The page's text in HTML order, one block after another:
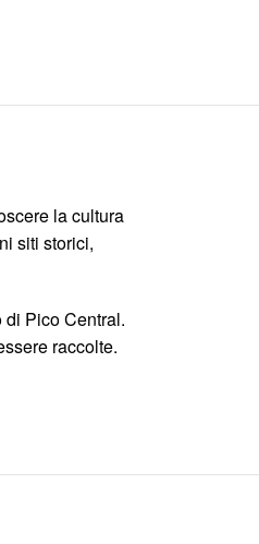
la cultura
siti storici,
di Pico Central.
raccolte.